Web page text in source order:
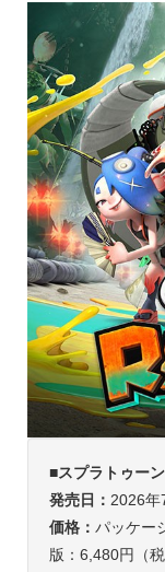
■スプラトゥー
発売日： 2026年
価格： パッケー
版：6,480円（税